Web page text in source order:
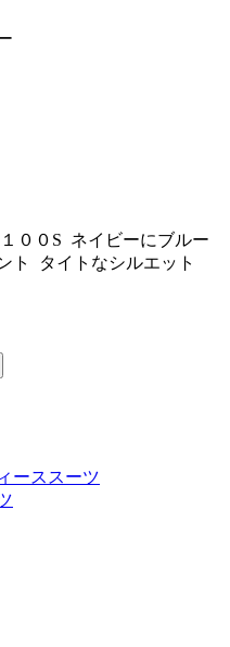
００S ネイビーにブルー
タイトなシルエット
ーススーツ